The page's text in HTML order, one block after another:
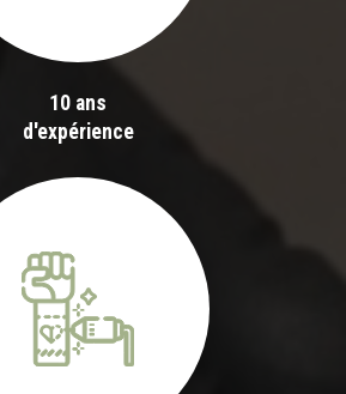
10 ans
d'expérience